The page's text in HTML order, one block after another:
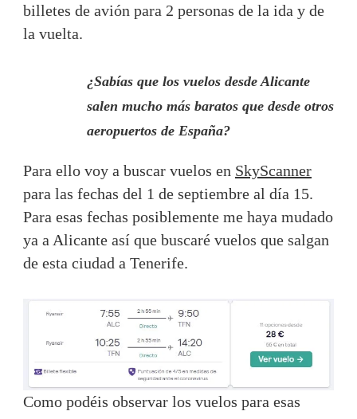
billetes de avión para 2 personas de la ida y de
la vuelta.
¿Sabías que los vuelos desde Alicante
salen mucho más baratos que desde otros
aeropuertos de España?
Para ello voy a buscar vuelos en SkyScanner
para las fechas del 1 de septiembre al día 15.
Para esas fechas posiblemente me haya mudado
ya a Alicante así que buscaré vuelos que salgan
de esta ciudad a Tenerife.
Como podéis observar los vuelos para esas